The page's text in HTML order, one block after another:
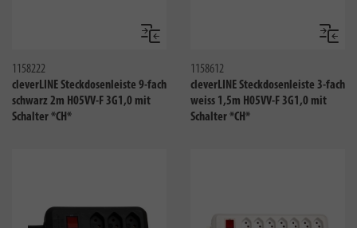
Vergleichen
1158222
cleverLINE Steckdosenleiste 9-fach
schwarz 2m H05VV-F 3G1,0 mit
Schalter *CH*
1158612
cleverLINE Steckdosenleiste 3-fach
weiss 1,5m H05VV-F 3G1,0 mit
Schalter *CH*